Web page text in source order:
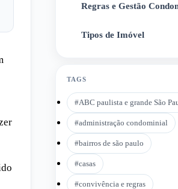
Regras e Gestão
Tipos de Imóvel
TAGS
#ABC paulista e grande São
#administração condominial
#bairros de são paulo
#casas
#convivência e regras